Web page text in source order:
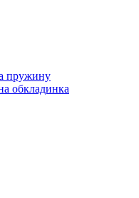
пружину
обкладинка